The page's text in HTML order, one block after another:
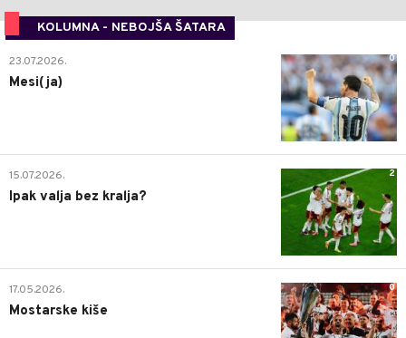
KOLUMNA - NEBOJŠA ŠATARA
0
23.07.2026.
Mesi(ja)
2
15.07.2026.
Ipak valja bez kralja?
0
17.05.2026.
Mostarske kiše